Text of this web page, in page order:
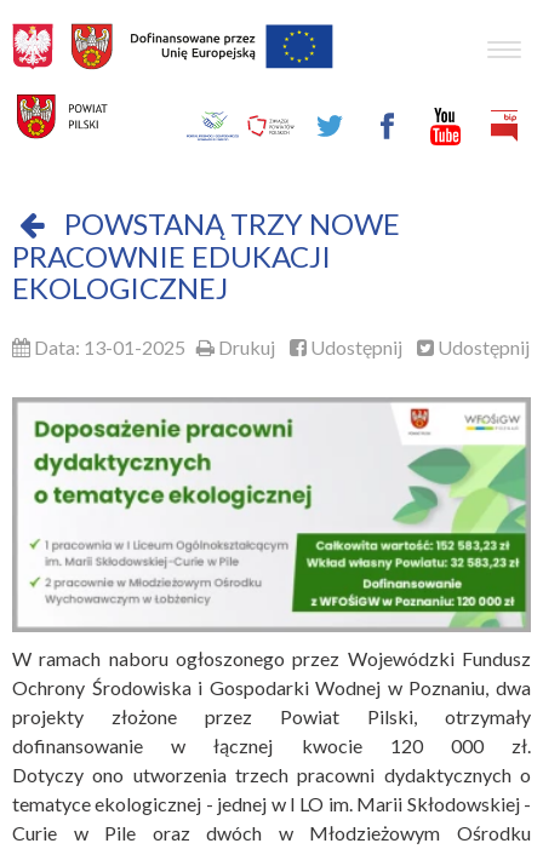
POWSTANĄ TRZY NOWE
PRACOWNIE EDUKACJI
EKOLOGICZNEJ
Data: 13-01-2025 Drukuj Udostępnij Udostępnij
W ramach naboru ogłoszonego przez Wojewódzki Fundusz
Ochrony Środowiska i Gospodarki Wodnej w Poznaniu, dwa
projekty złożone przez Powiat Pilski, otrzymały
dofinansowanie w łącznej kwocie 120 000 zł.
Dotyczy ono utworzenia trzech pracowni dydaktycznych o
tematyce ekologicznej - jednej w I LO im. Marii Skłodowskiej -
Curie w Pile oraz dwóch w Młodzieżowym Ośrodku